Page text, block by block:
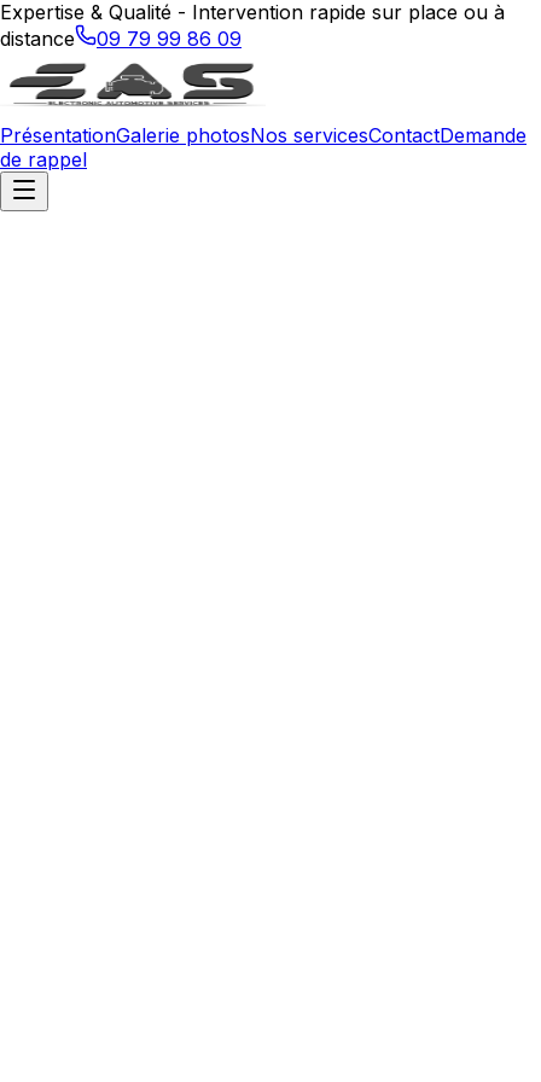
Expertise & Qualité - Intervention rapide sur place ou à
distance
09 79 99 86 09
PrésentationGalerie photosNos servicesContactDemande
de rappel